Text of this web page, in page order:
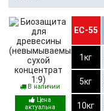
В наличии
ЕС-55
1кг
5кг
10кг